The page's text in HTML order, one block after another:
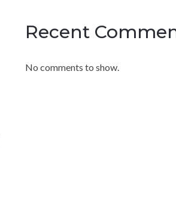
Recent
No comments to show.